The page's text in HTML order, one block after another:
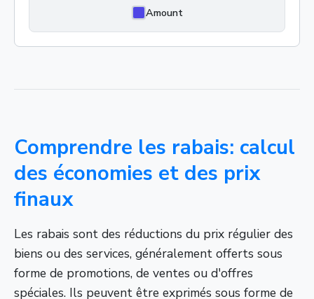
Amount
Comprendre les rabais: calcul
des économies et des prix
finaux
Les rabais sont des réductions du prix régulier des
biens ou des services, généralement offerts sous
forme de promotions, de ventes ou d'offres
spéciales. Ils peuvent être exprimés sous forme de